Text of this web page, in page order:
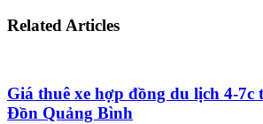
Related Articles
Giá thuê xe hợp đồng du lịch 4-
Đồn Quảng Bình